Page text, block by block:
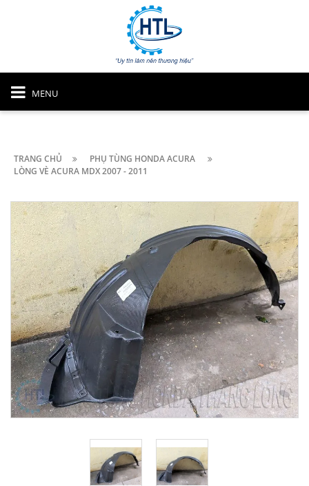
MENU
TRANG CHỦ
PHỤ TÙNG HONDA ACURA
LÒNG VÈ ACURA MDX 2007 - 2011